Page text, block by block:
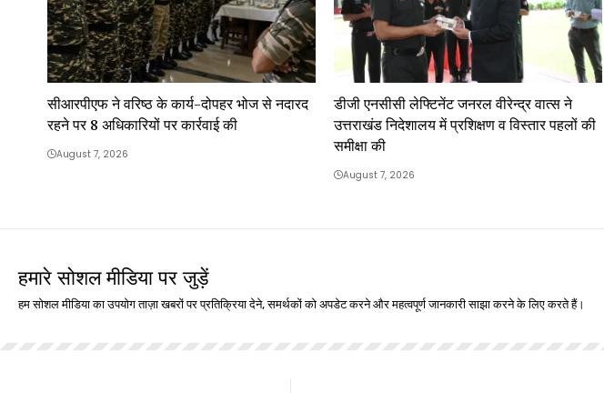
सीआरपीएफ ने वरिष्ठ के कार्य-दोपहर भोज से नदारद
रहने पर 8 अधिकारियों पर कार्रवाई की
August 7, 2026
डीजी एनसीसी लेफ्टिनेंट जनरल वीरेन्द्र वात्स ने
उत्तराखंड निदेशालय में प्रशिक्षण व विस्तार पहलों की
समीक्षा की
August 7, 2026
हमारे सोशल मीडिया पर जुड़ें
हम सोशल मीडिया का उपयोग ताज़ा खबरों पर प्रतिक्रिया देने, समर्थकों को अपडेट करने और महत्वपूर्ण जानकारी साझा करने के लिए करते हैं।